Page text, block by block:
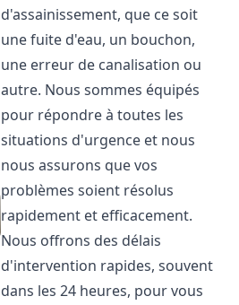
d'assainissement, que ce soit
une fuite d'eau, un bouchon,
une erreur de canalisation ou
autre. Nous sommes équipés
pour répondre à toutes les
situations d'urgence et nous
nous assurons que vos
problèmes soient résolus
rapidement et efficacement.
Nous offrons des délais
d'intervention rapides, souvent
dans les 24 heures, pour vous